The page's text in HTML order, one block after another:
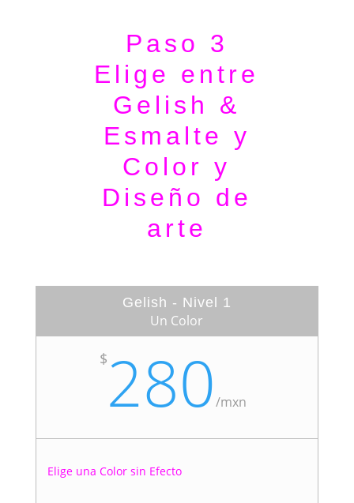
Paso 3
Elige entre
Gelish &
Esmalte y
Color y
Diseño de
arte
Gelish - Nivel 1
Un Color
$280/mxn
Elige una Color sin Efecto